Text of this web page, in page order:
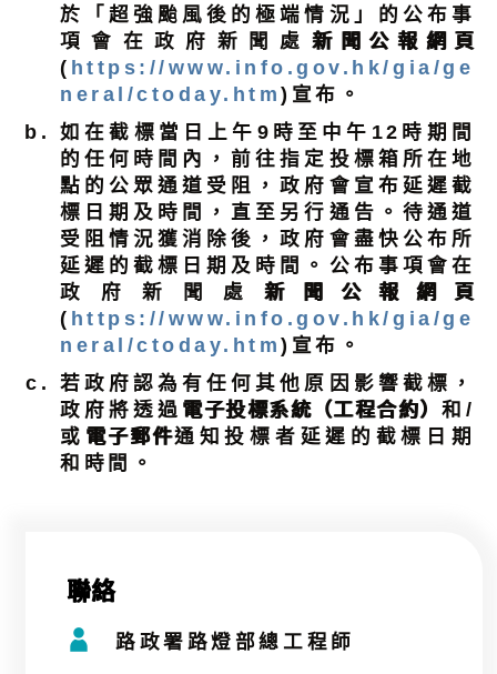
於「超強颱風後的極端情況」的公布事
項會在政府新聞處 新聞公報網頁
( https://www.info.gov.hk/gia/ge
neral/ctoday.htm)宣布。
如在截標當日上午9時至中午12時期間
的任何時間內，前往指定投標箱所在地
點的公眾通道受阻，政府會宣布延遲截
標日期及時間，直至另行通告。待通道
受阻情況獲消除後，政府會盡快公布所
延遲的截標日期及時間。公布事項會在
政府新聞處新聞公報網頁
( https://www.info.gov.hk/gia/ge
neral/ctoday.htm)宣布。
若政府認為有任何其他原因影響截標，
政府將透過 電子投標系統（工程合約） 和/
或 電子郵件通知投標者延遲的截標日期
和時間。
聯絡
路政署路燈部總工程師